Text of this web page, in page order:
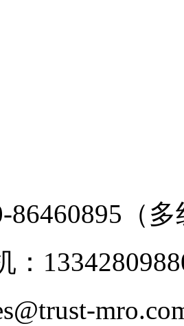
86460895（
：